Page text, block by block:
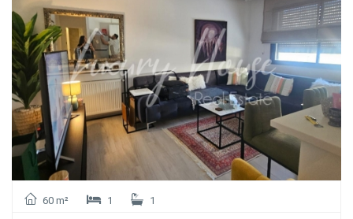
60 m² 1 1